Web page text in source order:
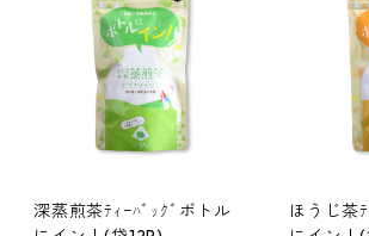
深蒸煎茶ﾃｨｰﾊﾞｯｸﾞボトル
ほうじ茶